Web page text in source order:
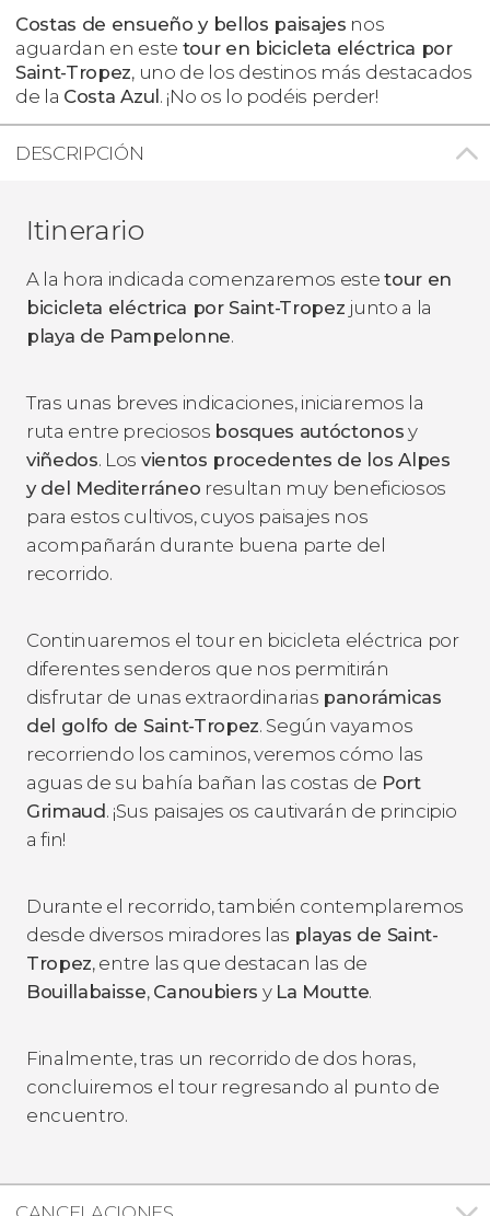
Costas de ensueño y bellos paisajes nos
aguardan en este tour en bicicleta eléctrica por
Saint-Tropez, uno de los destinos más destacados
de la Costa Azul . ¡No os lo podéis perder!
DESCRIPCIÓN
Itinerario
A la hora indicada comenzaremos estetour en
bicicleta eléctrica por Saint-Tropez junto a la
playa de Pampelonne.
Tras unas breves indicaciones, iniciaremos la
ruta entre preciosos bosques autóctonos y
viñedos. Los vientos procedentes de los Alpes
y del Mediterráneo resultan muy beneficiosos
para estos cultivos, cuyos paisajes nos
acompañarán durante buena parte del
recorrido.
Continuaremos el tour en bicicleta eléctrica por
diferentes senderos que nos permitirán
disfrutar de unas extraordinarias panorámicas
del golfo de Saint-Tropez. Según vayamos
recorriendo los caminos, veremos cómo las
aguas de su bahía bañan las costas de Port
Grimaud . ¡Sus paisajes os cautivarán de principio
a fin!
Durante el recorrido, también contemplaremos
desde diversos miradores las playas de Saint-
Tropez, entre las que destacan las de
Bouillabaisse, Canoubiers y La Moutte.
Finalmente, tras un recorrido de dos horas,
concluiremos el tour regresando al punto de
encuentro.